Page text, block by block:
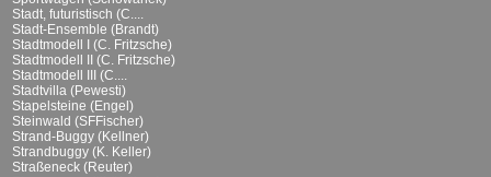
Stadt, futuristisch (C....
Stadt-Ensemble (Brandt)
Stadtmodell I (C. Fritzsche)
Stadtmodell II (C. Fritzsche)
Stadtmodell III (C....
Stadtvilla (Pewesti)
Stapelsteine (Engel)
Steinwald (SFFischer)
Strand-Buggy (Kellner)
Strandbuggy (K. Keller)
Straßeneck (Reuter)